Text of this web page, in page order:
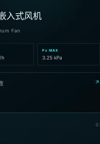
入式风机
Fan
h
Ps MAX
3.25 kPa
↗
0